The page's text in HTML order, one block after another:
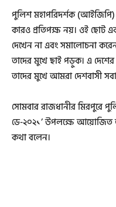
পুলিশ মহাপরিদর্শক
কারও প্রতিপক্ষ নয়। ওই ছোট
দেখেন না এবং সমালোচনা
তাদের মুখে ছাই পড়ুক। এ
তাদের মুখে আমরা দেশবাসী
সোমবার রাজধানীর মিরপুরে
ডে-২০২১’ উপলক্ষে আয়োজিত
কথা বলেন।